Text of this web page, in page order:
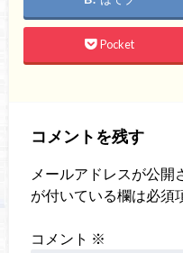
Pocket
コメントを残す
メールアドレスが公開
が付いている欄は必須
コメント ※